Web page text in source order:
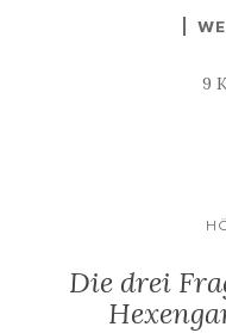
9
Die drei